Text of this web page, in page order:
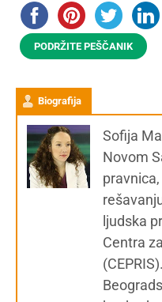
PODRŽITE PEŠČANIK
Biografija
Sofija
Novom
ljudska
Centra